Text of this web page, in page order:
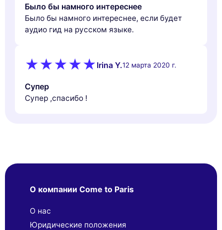
Было бы намного интереснее
Было бы намного интереснее, если будет
аудио гид на русском языке.
Irina Y.12 марта 2020 г.
Супер
Супер ,спасибо !
О компании Come to Paris
О нас
Юридические положения